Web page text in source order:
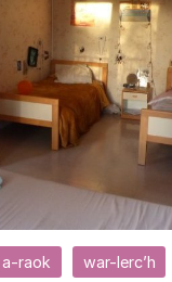
a-raok war-lerc’h